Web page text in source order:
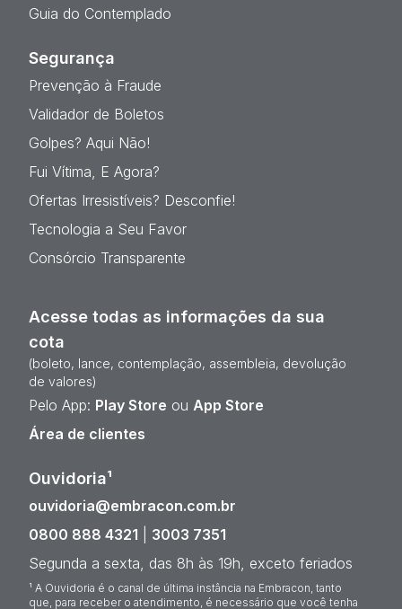
Guia do Contemplado
Segurança
Prevenção à Fraude
Validador de Boletos
Golpes? Aqui Não!
Fui Vítima, E Agora?
Ofertas Irresistíveis? Desconfie!
Tecnologia a Seu Favor
Consórcio Transparente
Acesse todas as informações da sua
cota
(boleto, lance, contemplação, assembleia, devolução
de valores)
Pelo App: Play Store ou App Store
Área de clientes
Ouvidoria¹
ouvidoria@embracon.com.br
0800 888 4321
3003 7351
Segunda a sexta, das 8h às 19h, exceto feriados
¹ A Ouvidoria é o canal de última instância na Embracon, tanto
que, para receber o atendimento, é necessário que você tenha